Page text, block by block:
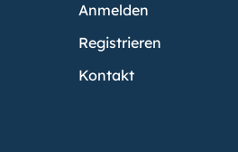
Anmelden
Registrieren
Kontakt